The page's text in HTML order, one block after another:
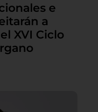
e
a
XVI Ciclo